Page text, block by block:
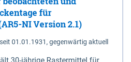
für
NI Version 2.1)
seit 01.01.1931, gegenwärtig aktuell